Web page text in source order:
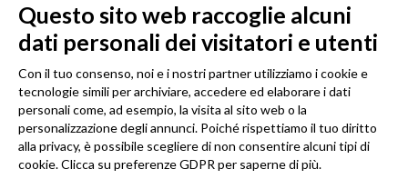
Iscrivi alla Newsletter
SEGUICI
Questo sito web raccoglie alcuni
dati personali dei visitatori e utenti
Con il tuo consenso, noi e i nostri partner utilizziamo i cookie e
tecnologie simili per archiviare, accedere ed elaborare i dati
personali come, ad esempio, la visita al sito web o la
personalizzazione degli annunci. Poiché rispettiamo il tuo diritto
alla privacy, è possibile scegliere di non consentire alcuni tipi di
cookie. Clicca su preferenze GDPR per saperne di più.